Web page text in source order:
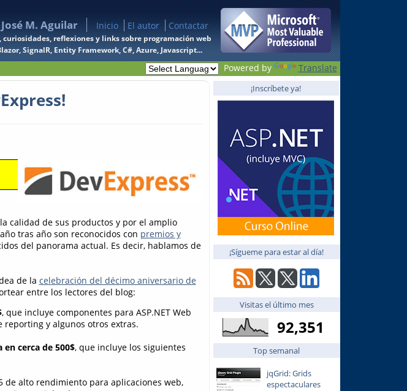
M. Aguilar Inicio El autor Contactar
reflexiones y links sobre programación web
SignalR, Entity Framework, C#, Azure, Javascript...
Powered by Translate
calidad de sus productos y por el amplio
tras año son reconocidos con premios y
del panorama actual. Es decir, hablamos de
de la celebración del décimo aniversario de
entre los lectores del blog:
, que incluye componentes para ASP.NET Web
reporting y algunos otros extras.
en cerca de 500$, que incluye los siguientes
de alto rendimiento para aplicaciones web,
¡Inscríbete ya!
¡Sígueme para estar al día!
Visitas el último mes
92,351
Top semanal
jqGrid: Grids
espectaculares